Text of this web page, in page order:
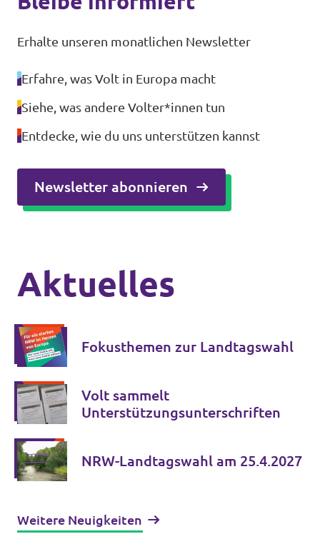
Erhalte unseren monatlichen Newsletter
Erfahre, was Volt in Europa macht
Siehe, was andere Volter*innen tun
Entdecke, wie du uns unterstützen kannst
Newsletter abonnieren
Aktuelles
Fokusthemen zur Landtagswahl
Volt sammelt
Unterstützungsunterschriften
NRW-Landtagswahl am 25.4.2027
Weitere Neuigkeiten